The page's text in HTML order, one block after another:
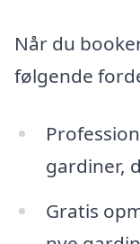
Når du
følgende
gardiner,
Gratis